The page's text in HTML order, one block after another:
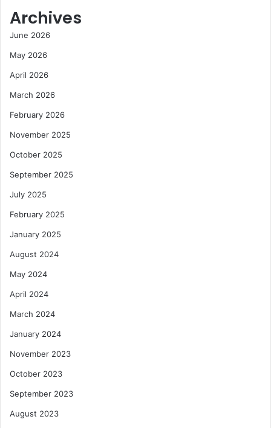
Archives
June 2026
May 2026
April 2026
March 2026
February 2026
November 2025
October 2025
September 2025
July 2025
February 2025
January 2025
August 2024
May 2024
April 2024
March 2024
January 2024
November 2023
October 2023
September 2023
August 2023